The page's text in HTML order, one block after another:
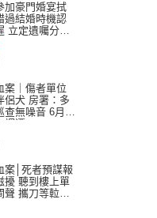
加豪門婚宴拭
過結婚時機認
案｜傷者單位
侶犬 房署：多
查無噪音 6月批
調遷
案│死者預謀報
上單
𨋢伏